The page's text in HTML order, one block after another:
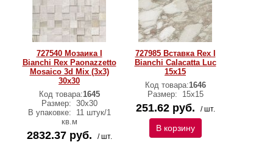
727540 Мозаика I
Bianchi Rex Paonazzetto
Mosaico 3d Mix (3x3)
30х30
Код товара:1645
Размер: 30х30
В упаковке:
11 штук/1
кв.м
2832.37 руб. / шт.
727985 Вставка Rex I
Bianchi Calacatta Luc
15x15
Код товара:1646
Размер:
15x15
251.62 руб. / шт.
В корзину